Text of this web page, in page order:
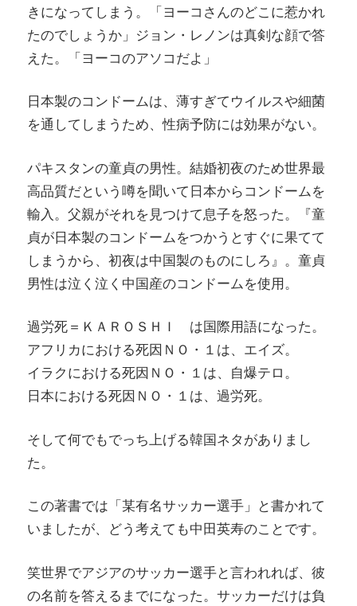
きになってしまう。「ヨーコさんのどこに惹かれ
たのでしょうか」ジョン・レノンは真剣な顔で答
えた。「ヨーコのアソコだよ」
日本製のコンドームは、薄すぎてウイルスや細菌
を通してしまうため、性病予防には効果がない。
パキスタンの童貞の男性。結婚初夜のため世界最
高品質だという噂を聞いて日本からコンドームを
輸入。父親がそれを見つけて息子を怒った。『童
貞が日本製のコンドームをつかうとすぐに果てて
しまうから、初夜は中国製のものにしろ』。童貞
男性は泣く泣く中国産のコンドームを使用。
過労死＝ＫＡＲＯＳＨＩ は国際用語になった。
アフリカにおける死因ＮＯ・１は、エイズ。
イラクにおける死因ＮＯ・１は、自爆テロ。
日本における死因ＮＯ・１は、過労死。
そして何でもでっち上げる韓国ネタがありまし
た。
この著書では「某有名サッカー選手」と書かれて
いましたが、どう考えても中田英寿のことです。
笑世界でアジアのサッカー選手と言われれば、彼
の名前を答えるまでになった。サッカーだけは負